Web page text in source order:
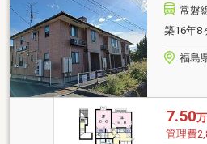
常磐
築16年8
福島
7.50
管理費